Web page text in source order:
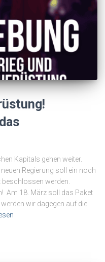
Kapitals gehen weiter.
Regierung soll ein noch
werden.
Am 18. März soll das Paket
wir dagegen auf die